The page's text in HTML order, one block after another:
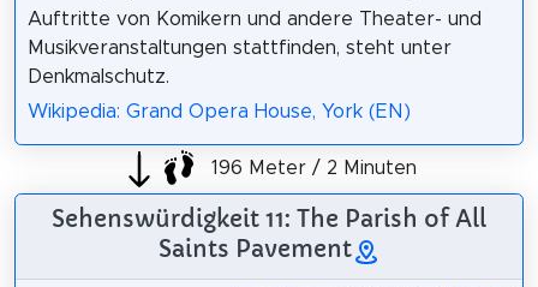
Auftritte von Komikern und andere Theater- und
Musikveranstaltungen stattfinden, steht unter
Denkmalschutz.
Wikipedia: Grand Opera House, York (EN)
196 Meter / 2 Minuten
Sehenswürdigkeit 11: The Parish of All
Saints Pavement